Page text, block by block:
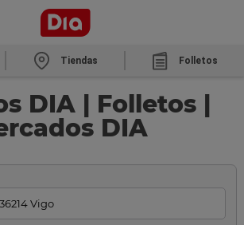
Tiendas Folletos
DIA | Folletos |
DIA